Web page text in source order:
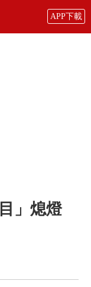
APP下載
」熄燈